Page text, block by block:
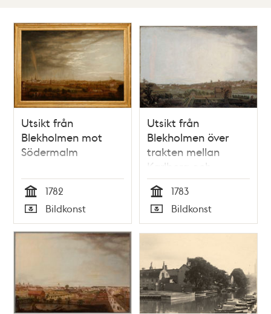
ListaKarta
träffar
Utsikt från
Blekholmen mot
Södermalm
Tid
1782
Typ
Bildkonst
Utsikt från
Blekholmen över
trakten mellan
Karlberg och
Observatoriet
Tid
1783
Typ
Bildkonst